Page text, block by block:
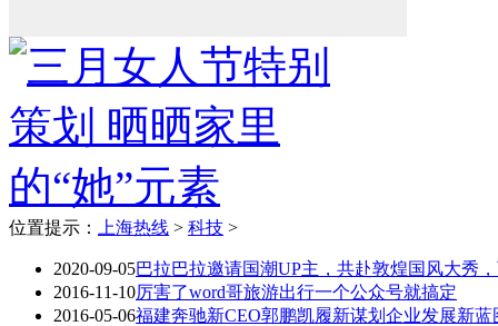
位置提示： 上海热线 > 科技 >
2020-09-05巴拉巴拉邀请国潮UP主，共赴敦煌国风大秀
2016-11-10厉害了word哥旅游出行一个公众号就搞定
2016-05-06福建奔驰新CEO郭鹏凯履新谋划企业发展新蓝